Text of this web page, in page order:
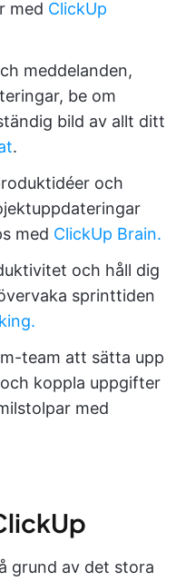
med ClickUp
meddelanden,
be om
bild av allt ditt
.
och
med ClickUp Brain.
och håll dig
sprinttiden
team att sätta upp
koppla uppgifter
med
grund av det stora